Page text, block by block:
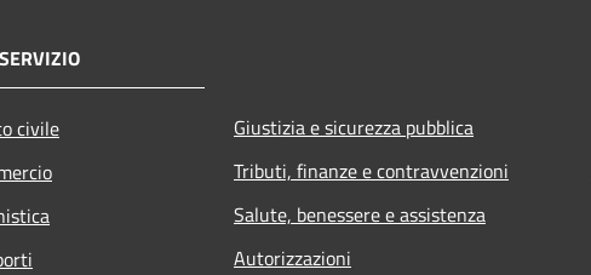
civile
Giustizia e sicurezza pubblica
Tributi, finanze e contravvenzioni
Salute, benessere e assistenza
Autorizzazioni